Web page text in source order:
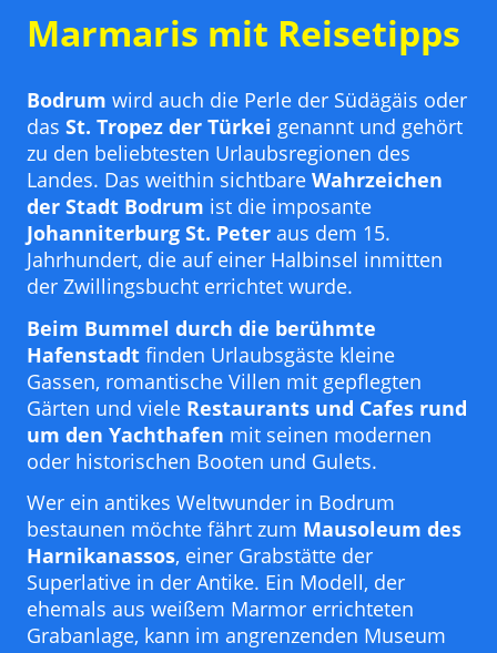
Marmaris mit Reisetipps
Bodrum wird auch die Perle der Südägäis oder
das St. Tropez der Türkei genannt und gehört
zu den beliebtesten Urlaubsregionen des
Landes. Das weithin sichtbare Wahrzeichen
der Stadt Bodrum ist die imposante
Johanniterburg St. Peter aus dem 15.
Jahrhundert, die auf einer Halbinsel inmitten
der Zwillingsbucht errichtet wurde.
Beim Bummel durch die berühmte
Hafenstadt finden Urlaubsgäste kleine
Gassen, romantische Villen mit gepflegten
Gärten und viele Restaurants und Cafes rund
um den Yachthafen mit seinen modernen
oder historischen Booten und Gulets.
Wer ein antikes Weltwunder in Bodrum
bestaunen möchte fährt zum Mausoleum des
Harnikanassos, einer Grabstätte der
Superlative in der Antike. Ein Modell, der
ehemals aus weißem Marmor errichteten
Grabanlage, kann im angrenzenden Museum